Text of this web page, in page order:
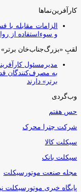
کارآفرین‌نماها
الزامات مقابله با
و سوءاستفاده از
لقبِ «بزرگ‌جناب‌خان برتر»
مدیرمسئول
به مصرف‌کنندگان
برتر» دارند
وب‌گردی
حس هفتم
شرکت چترا محرک
سیکلت کالا
سیکلت بانک
مجله صنعت موتورسیکلت
پایگاه خبری موتورسیکلت